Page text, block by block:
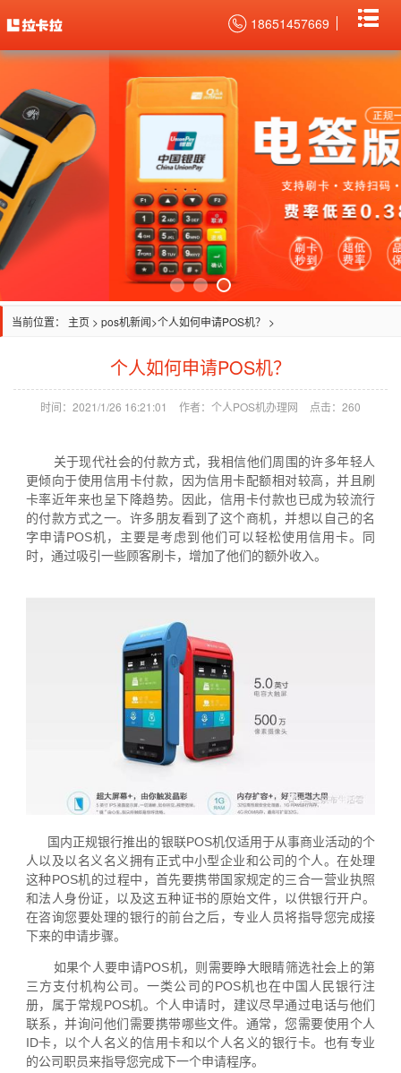
18651457669
当前位置： 主页 > pos机新闻> ​个人如何申请POS机？ >
​个人如何申请POS机？
时间：2021/1/26 16:21:01 作者：个人POS机办理网 点击： 260
关于现代社会的付款方式，我相信他们周围的许多年轻人
更倾向于使用信用卡付款，因为信用卡配额相对较高，并且刷
卡率近年来也呈下降趋势。因此，信用卡付款也已成为较流行
的付款方式之一。许多朋友看到了这个商机，并想以自己的名
字申请POS机，主要是考虑到他们可以轻松使用信用卡。同
时，通过吸引一些顾客刷卡，增加了他们的额外收入。
国内正规银行推出的银联POS机仅适用于从事商业活动的个
人以及以名义名义拥有正式中小型企业和公司的个人。在处理
这种POS机的过程中，首先要携带国家规定的三合一营业执照
和法人身份证，以及这五种证书的原始文件，以供银行开户。
在咨询您要处理的银行的前台之后，专业人员将指导您完成接
下来的申请步骤。
如果个人要申请POS机，则需要睁大眼睛筛选社会上的第
三方支付机构公司。一类公司的POS机也在中国人民银行注
册，属于常规POS机。个人申请时，建议尽早通过电话与他们
联系，并询问他们需要携带哪些文件。通常，您需要使用个人
ID卡，以个人名义的信用卡和以个人名义的银行卡。也有专业
的公司职员来指导您完成下一个申请程序。